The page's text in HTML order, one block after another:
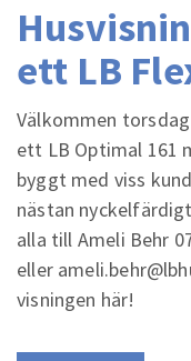
ett LB
Välkommen
ett LB Optimal 161
byggt med viss
nästan
alla till Ameli Behr
eller
visningen här!